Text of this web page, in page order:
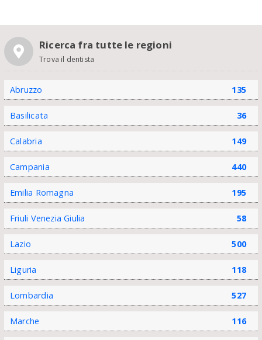
Ricerca fra tutte le regioni
Trova il dentista
Abruzzo 135
Basilicata 36
Calabria 149
Campania 440
Emilia Romagna 195
Friuli Venezia Giulia 58
Lazio 500
Liguria 118
Lombardia 527
Marche 116